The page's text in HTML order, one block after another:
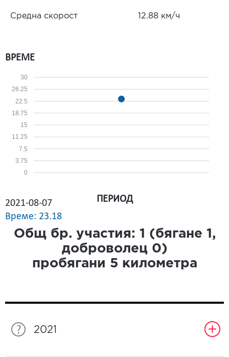
Средна скорост 12.88 км/ч
ВРЕМЕ
0
3.75
7.5
11.25
15
18.75
22.5
26.25
30
2021-08-07
Време: 23.18
ПЕРИОД
Общ бр. участия: 1 (бягане 1 ,
доброволец 0)
пробягани 5 километра
2021